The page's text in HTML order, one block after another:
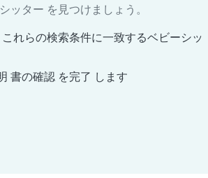
ッター を見つけましょう。
れらの検索条件に一致するベビーシッ
書の確認 を完了 します